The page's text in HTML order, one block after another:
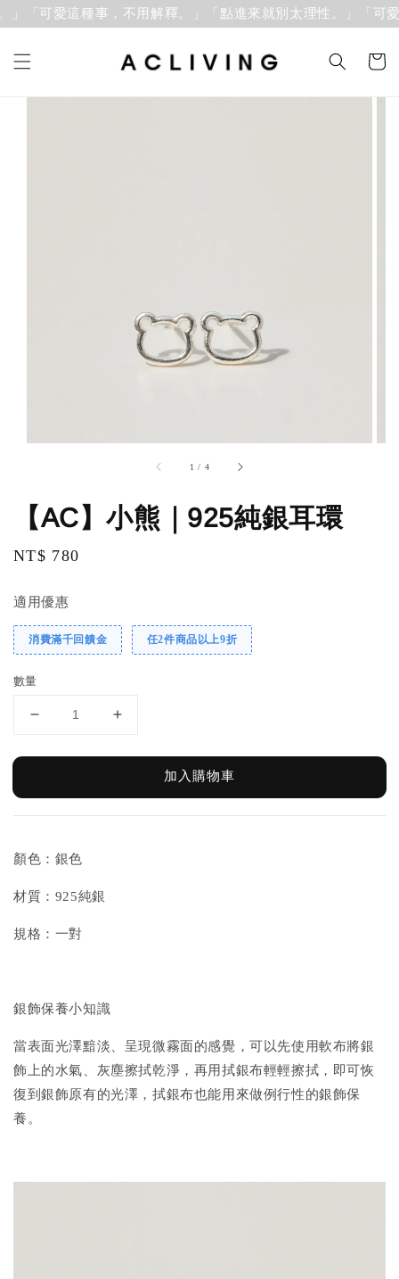
「可愛這種事，不用解釋。」 「點進來就別太理性。」「可愛
1 / 4
【AC】小熊｜925純銀耳環
Regular
NT$ 780
適用優惠
消費滿千回饋金 任2件商品以上9折
數量
加入購物車
顏色：銀色
材質：925純銀
規格：一對
銀飾保養小知識
當表面光澤黯淡、呈現微霧面的感覺，可以先使用軟布將銀
飾上的水氣、灰塵擦拭乾淨，再用拭銀布輕輕擦拭，即可恢
復到銀飾原有的光澤，拭銀布也能用來做例行性的銀飾保
養。